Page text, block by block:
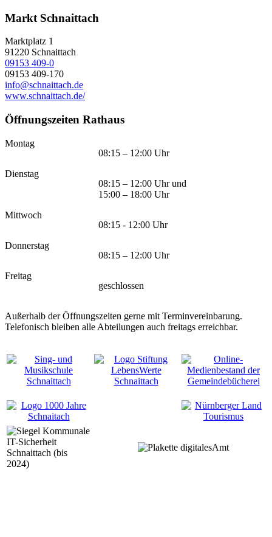
Markt Schnaittach
Marktplatz 1
91220 Schnaittach
09153 409-0
09153 409-170
info@schnaittach.de
www.schnaittach.de/
Öffnungszeiten Rathaus
Montag
08:15 – 12:00 Uhr
Dienstag
08:15 – 12:00 Uhr und
15:00 – 18:00 Uhr
Mittwoch
08:15 - 12:00 Uhr
Donnerstag
08:15 – 12:00 Uhr
Freitag
geschlossen
Außerhalb der Öffnungszeiten gerne mit Terminvereinbarung.
Telefonisch bleiben alle Abteilungen auch freitags erreichbar.